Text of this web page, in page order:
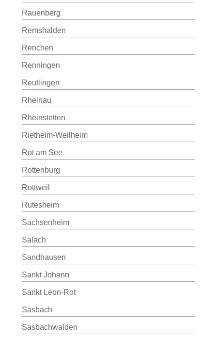
Rauenberg
Remshalden
Renchen
Renningen
Reutlingen
Rheinau
Rheinstetten
Rietheim-Weilheim
Rot am See
Rottenburg
Rottweil
Rutesheim
Sachsenheim
Salach
Sandhausen
Sankt Johann
Sankt Leon-Rot
Sasbach
Sasbachwalden